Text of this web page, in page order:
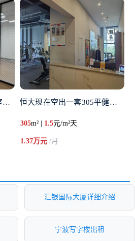
城投大厦电梯口位置办公室出租面 恒大现在空出一套305平健身房
305m² | 1.5元/m²天
1.37万元/月
汇银国际大厦详细介绍
宁波写字楼出租